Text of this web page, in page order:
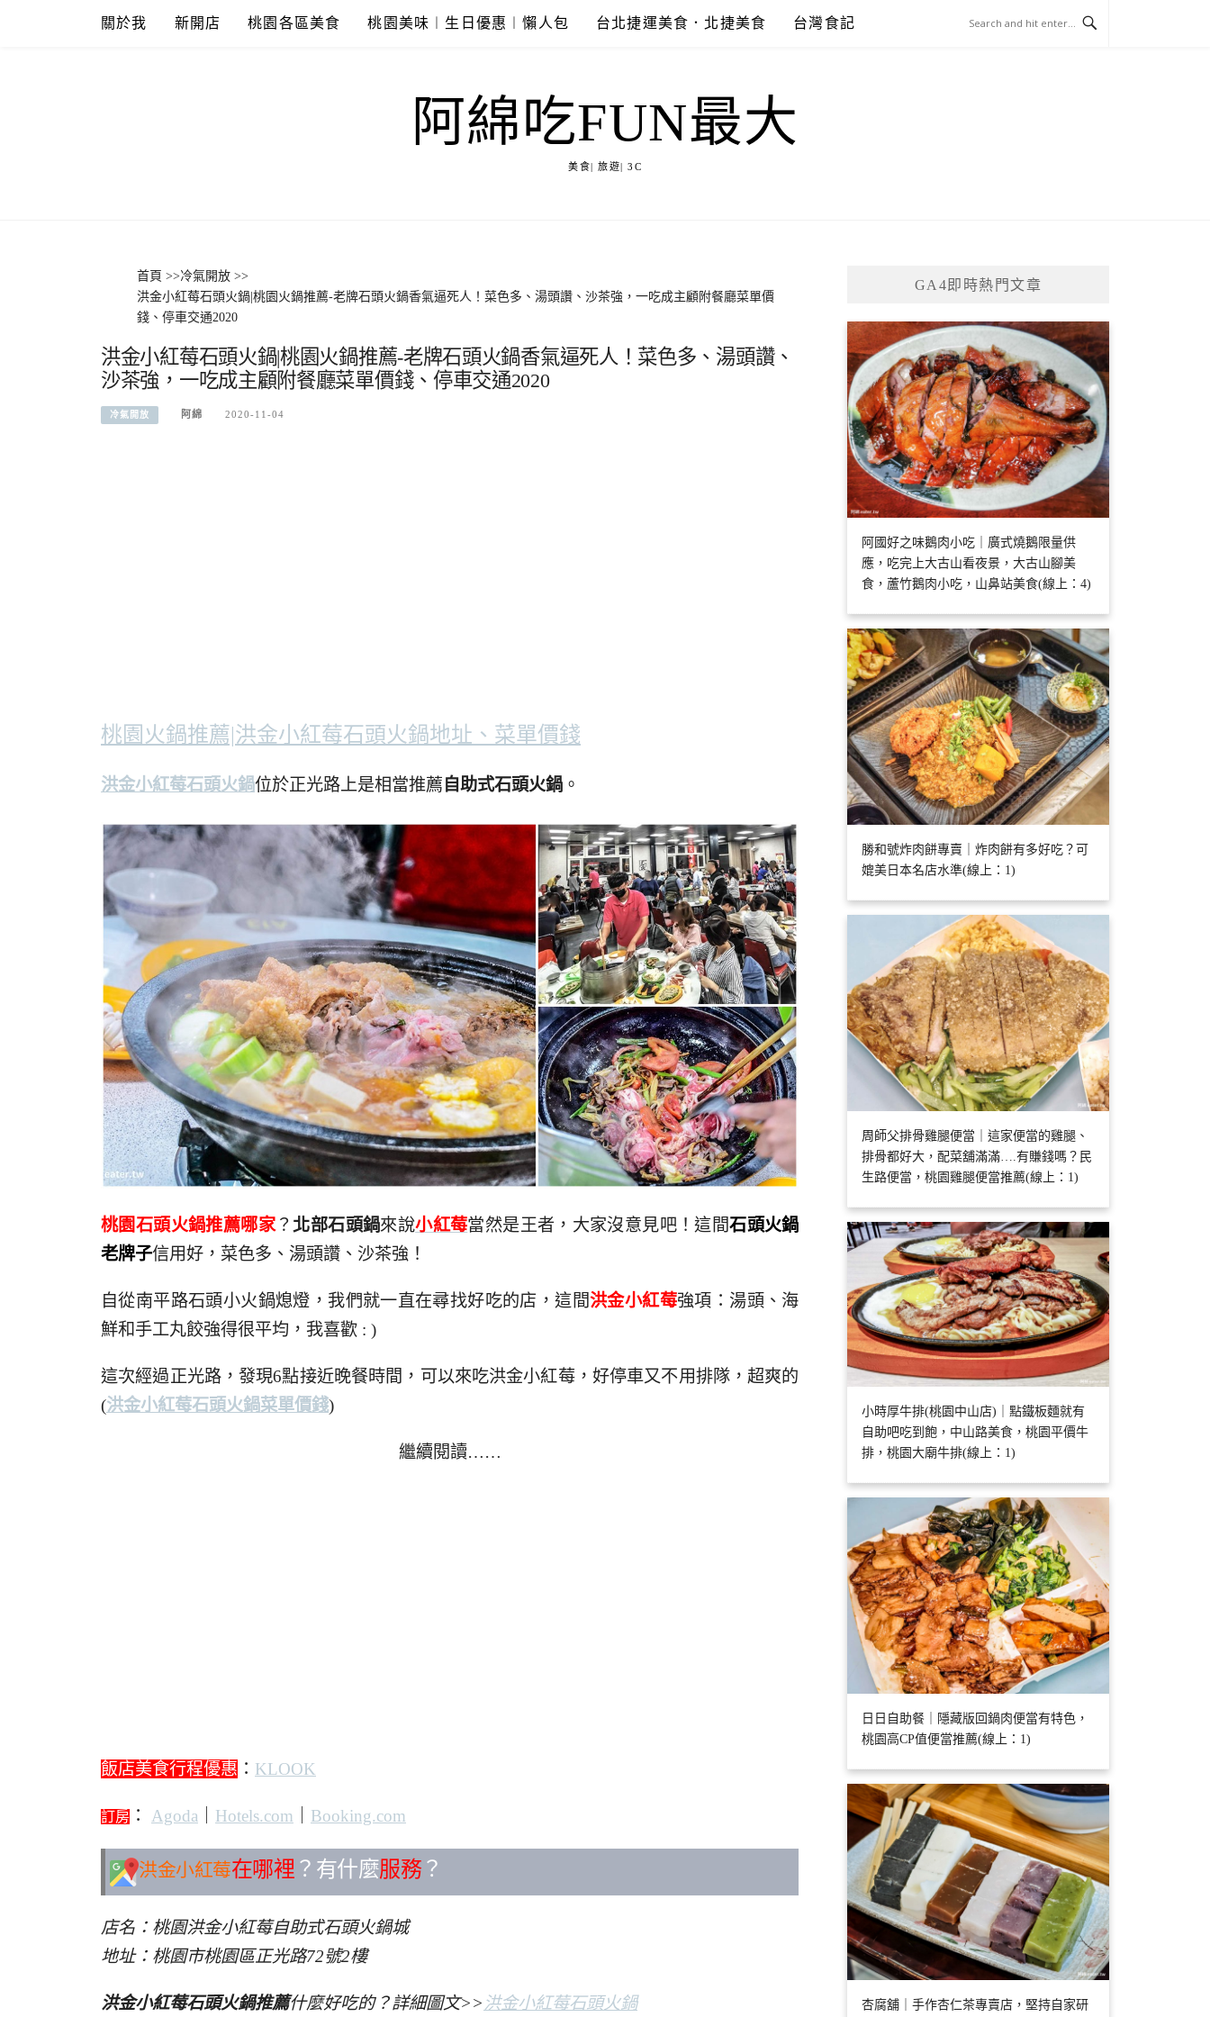
關於我 新開店 桃園各區美食 桃園美味︱生日優惠︱懶人包 台北捷運美食．北捷美食 台灣食記
阿綿吃FUN最大
美食| 旅遊| 3C
首頁 >>冷氣開放 >>
洪金小紅莓石頭火鍋|桃園火鍋推薦-老牌石頭火鍋香氣逼死人！菜色多、湯頭讚、沙茶強，一吃成主顧附餐廳菜單價
錢、停車交通2020
洪金小紅莓石頭火鍋|桃園火鍋推薦-老牌石頭火鍋香氣逼死人！菜色多、湯頭讚、
沙茶強，一吃成主顧附餐廳菜單價錢、停車交通2020
冷氣開放 阿綿 2020-11-04
桃園火鍋推薦|洪金小紅莓石頭火鍋地址、菜單價錢
洪金小紅莓石頭火鍋位於正光路上是相當推薦 自助式石頭火鍋 。
桃園石頭火鍋推薦哪家？ 北部石頭鍋來說小紅莓當然是王者，大家沒意見吧！這間石頭火鍋
老牌子信用好，菜色多、湯頭讚、沙茶強！
自從南平路石頭小火鍋熄燈，我們就一直在尋找好吃的店，這間洪金小紅莓強項：湯頭、海
鮮和手工丸餃強得很平均，我喜歡 : )
這次經過正光路，發現6點接近晚餐時間，可以來吃洪金小紅莓，好停車又不用排隊，超爽的
(洪金小紅莓石頭火鍋菜單價錢)
繼續閱讀……
飯店美食行程優惠 ： KLOOK
訂房 ： Agoda Hotels.com Booking.com
洪金小紅莓在哪裡 ？有什麼服務 ？
店名：桃園洪金小紅莓自助式石頭火鍋城
地址：桃園市桃園區正光路72號2樓
洪金小紅莓石頭火鍋推薦什麼好吃的？詳細圖文>> 洪金小紅莓石頭火鍋
GA4即時熱門文章
阿國好之味鵝肉小吃｜廣式燒鵝限量供
應，吃完上大古山看夜景，大古山腳美
食，蘆竹鵝肉小吃，山鼻站美食(線上：4)
勝和號炸肉餅專賣｜炸肉餅有多好吃？可
媲美日本名店水準(線上：1)
周師父排骨雞腿便當｜這家便當的雞腿、
排骨都好大，配菜舖滿滿….有賺錢嗎？民
生路便當，桃園雞腿便當推薦(線上：1)
小時厚牛排(桃園中山店)｜點鐵板麵就有
自助吧吃到飽，中山路美食，桃園平價牛
排，桃園大廟牛排(線上：1)
日日自助餐｜隱藏版回鍋肉便當有特色，
桃園高CP值便當推薦(線上：1)
杏腐舖｜手作杏仁茶專賣店，堅持自家研